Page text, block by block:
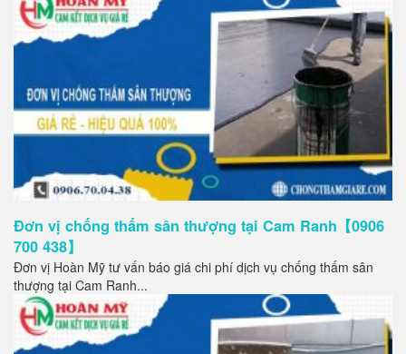
Đơn vị chống thấm sân thượng tại Cam Ranh【0906
700 438】
Đơn vị Hoàn Mỹ tư vấn báo giá chi phí dịch vụ chống thấm sân
thượng tại Cam Ranh...